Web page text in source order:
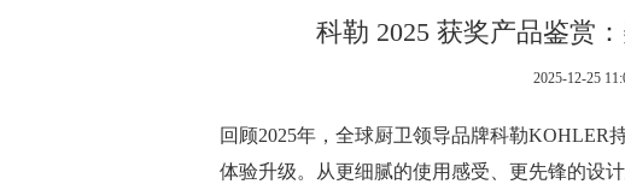
科勒 2025 获奖产品鉴赏
2025-12-25
回顾2025年，全球厨卫领导品牌科勒KOHLER
体验升级。从更细腻的使用感受、更先锋的设